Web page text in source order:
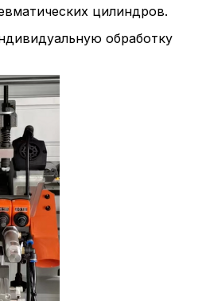
цилиндров.
обработку
Политика в
обработки сookies
Настройте параметры
файлов cookie
Вы можете настроить
типа «технические
без которых
функционирование
Ваш выбор настроек на
этого периода Сайт
согласие. Вы вправе
настроек файлов cookie
согласие) в любое
путем перехода по
верхней части